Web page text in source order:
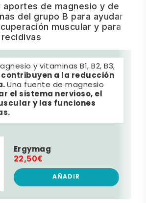
aportes de magnesio y de
del grupo B para ayudar
muscular y para
y vitaminas B1, B2, B3,
contribuyen a la reducción
Una fuente de magnesio
el sistema nervioso, el
y las funciones
Ergymag
22,50€
AÑADIR